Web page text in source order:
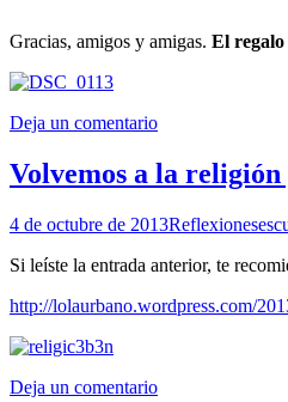
Gracias, amigos y amigas. El regalo
Deja un comentario
Volvemos a la religión
4 de octubre de 2013Reflexiones
Si leíste la entrada anterior, te
http://lolaurbano.wordpress.com/
Deja un comentario